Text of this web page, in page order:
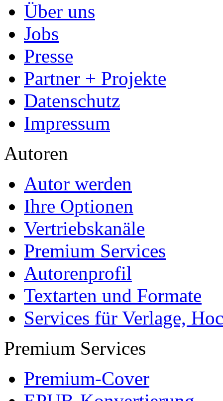
Über uns
Jobs
Presse
Partner + Projekte
Datenschutz
Impressum
Autoren
Autor werden
Ihre Optionen
Vertriebskanäle
Premium Services
Autorenprofil
Textarten und Formate
Services für Verlage,
Premium Services
Premium-Cover